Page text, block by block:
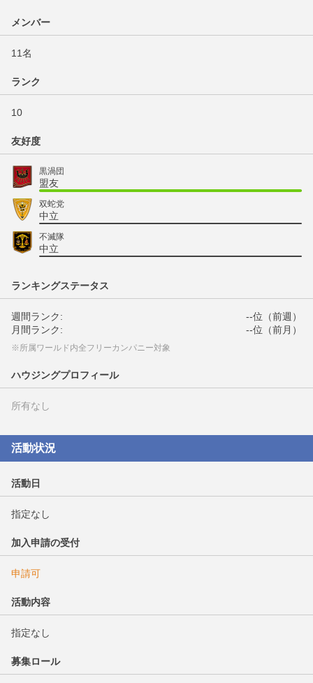
メンバー
11名
ランク
10
友好度
黒渦団
盟友
双蛇党
中立
不滅隊
中立
ランキングステータス
週間ランク:
--位（前週）
月間ランク:
--位（前月）
※所属ワールド内全フリーカンパニー対象
ハウジングプロフィール
所有なし
活動状況
活動日
指定なし
加入申請の受付
申請可
活動内容
指定なし
募集ロール